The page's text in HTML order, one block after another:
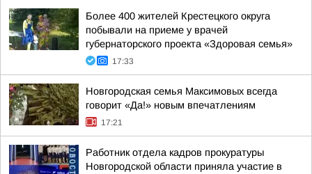
Более 400 жителей Крестецкого округа
побывали на приеме у врачей
губернаторского проекта «Здоровая семья»
17:33
Новгородская семья Максимовых всегда
говорит «Да!» новым впечатлениям
17:21
Работник отдела кадров прокуратуры
Новгородской области приняла участие в